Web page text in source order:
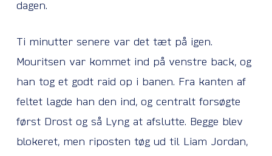
dagen.
Ti minutter senere var det tæt på igen.
Mouritsen var kommet ind på venstre back, og
han tog et godt raid op i banen. Fra kanten af
feltet lagde han den ind, og centralt forsøgte
først Drost og så Lyng at afslutte. Begge blev
blokeret, men riposten tøg ud til Liam Jordan,